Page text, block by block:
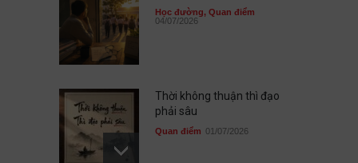
Học đường, Quan điểm
04/07/2026
Thời không thuận thì đạo
phải sâu
Quan điểm 01/07/2026